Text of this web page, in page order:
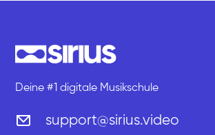
Deine #1 digitale Musikschule
support@sirius.video